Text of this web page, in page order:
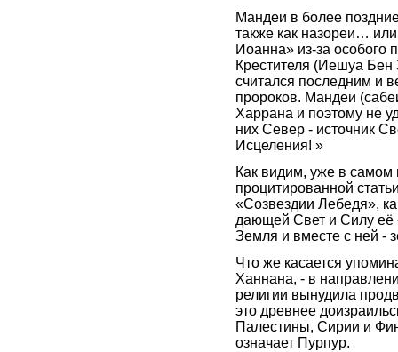
Мандеи в более
также как назореи…
Иоанна» из-за особого
Крестителя (Иешуа Бен
считался последним и
пророков. Мандеи
Харрана и поэтому не
них Север - источник
Исцеления! »
Как видим, уже в самом
процитированной
«Созвездии Лебедя»,
дающей Свет и Силу её
Земля и вместе с ней -
Что же касается
Ханнана, - в
религии вынудила
это древнее
Палестины, Сирии и
означает Пурпур.